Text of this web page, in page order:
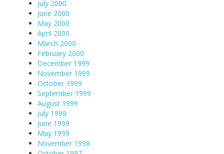
July 2000
June 2000
May 2000
April 2000
March 2000
February 2000
December 1999
November 1999
October 1999
September 1999
August 1999
July 1999
June 1999
May 1999
November 1998